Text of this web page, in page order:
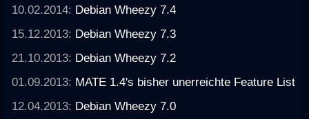
10.02.2014: Debian Wheezy 7.4
15.12.2013: Debian Wheezy 7.3
21.10.2013: Debian Wheezy 7.2
01.09.2013: MATE 1.4's bisher unerreichte Feature List
12.04.2013: Debian Wheezy 7.0